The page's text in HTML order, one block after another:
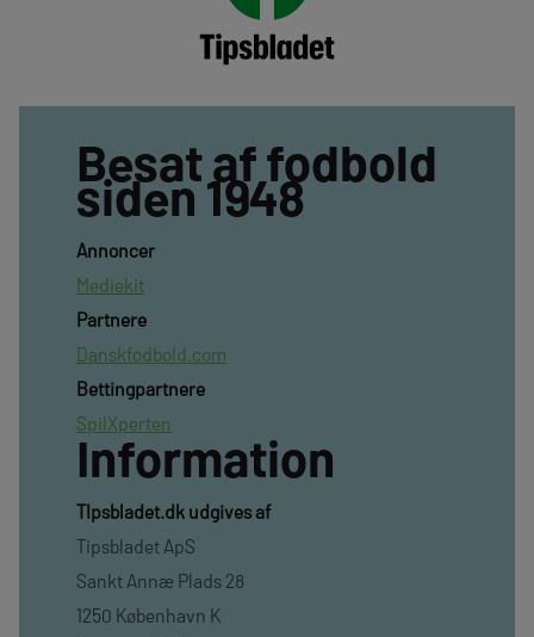
Besat af fodbold
siden 1948
Annoncer
Mediekit
Partnere
Danskfodbold.com
Bettingpartnere
SpilXperten
Information
TIpsbladet.dk udgives af
Tipsbladet ApS
Sankt Annæ Plads 28
1250 København K